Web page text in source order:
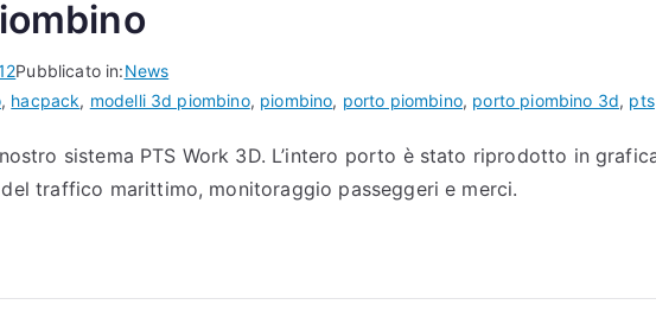
Pubblicato in:News
, hacpack, modelli 3d piombino, piombino, porto piombino, porto piombino 3d, pts
sistema PTS Work 3D. L’intero porto è stato riprodotto in
traffico marittimo, monitoraggio passeggeri e merci.